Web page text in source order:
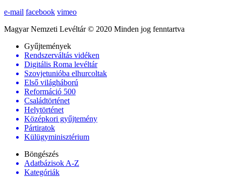
e-mail facebook vimeo
Magyar Nemzeti Levéltár © 2020 Minden jog fenntartva
Gyűjtemények
Rendszerváltás vidéken
Digitális Roma levéltár
Szovjetunióba elhurcoltak
Első világháború
Reformáció 500
Családtörténet
Helytörténet
Középkori gyűjtemény
Pártiratok
Külügyminisztérium
Böngészés
Adatbázisok A-Z
Kategóriák